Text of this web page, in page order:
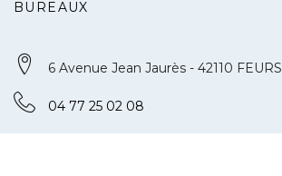
BUREAUX
6 Avenue Jean Jaurès - 42110 FEURS
04 77 25 02 08